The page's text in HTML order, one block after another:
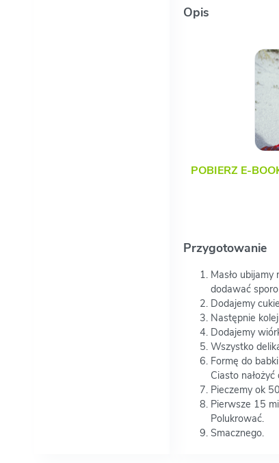
Opis
POBIERZ E-
Przygotowanie
Masło
dodawać
Dodajemy
Następnie
Dodajemy
Wszystko
Formę do
Ciasto
Pieczemy ok
Pierwsze 15
Polukrować.
Smacznego.